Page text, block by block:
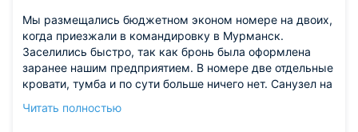
Мы размещались бюджетном эконом номере на двоих,
когда приезжали в командировку в Мурманск.
Заселились быстро, так как бронь была оформлена
заранее нашим предприятием. В номере две отдельные
кровати, тумба и по сути больше ничего нет. Санузел на
Исключительно для командировочных, хотя номера
Читать полностью